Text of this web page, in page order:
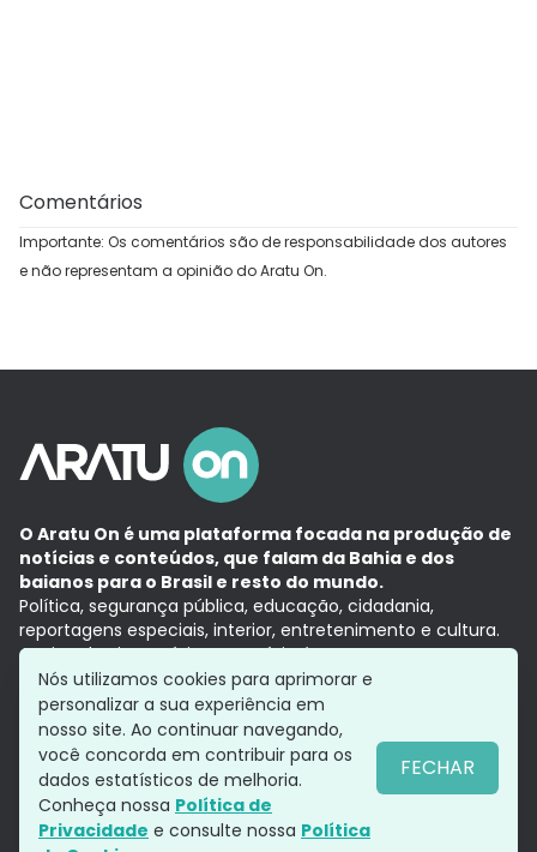
Comentários
Importante: Os comentários são de responsabilidade dos autores
e não representam a opinião do Aratu On.
O Aratu On é uma plataforma focada na produção de
notícias e conteúdos, que falam da Bahia e dos
baianos para o Brasil e resto do mundo.
Política, segurança pública, educação, cidadania,
reportagens especiais, interior, entretenimento e cultura.
Aqui, tudo vira notícia e a notícia é no tempo presente,
com a credibilidade do Grupo Aratu.
Grupo Aratu
Política de privacidade
Siga-nos
Nós utilizamos cookies para aprimorar e
personalizar a sua experiência em
nosso site. Ao continuar navegando,
você concorda em contribuir para os
dados estatísticos de melhoria.
Conheça nossa Política de
Privacidade e consulte nossa Política
FECHAR